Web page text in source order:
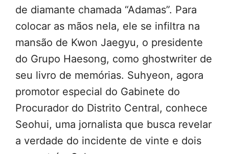
de diamante chamada “Adamas”. Para
colocar as mãos nela, ele se infiltra na
mansão de Kwon Jaegyu, o presidente
do Grupo Haesong, como ghostwriter de
seu livro de memórias. Suhyeon, agora
promotor especial do Gabinete do
Procurador do Distrito Central, conhece
Seohui, uma jornalista que busca revelar
a verdade do incidente de vinte e dois